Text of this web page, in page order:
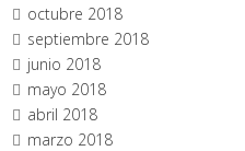
octubre 2018
septiembre 2018
junio 2018
mayo 2018
abril 2018
marzo 2018